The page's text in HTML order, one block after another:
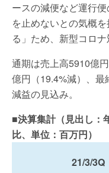
ースの減便など運行
を止めないとの気概
る」ため、新型コロナ
通期は売上高5910億
億円（19.4%減）、
減益の見込み。
■決算集計（見出し：
比、単位：百万円）
21/3/3Q